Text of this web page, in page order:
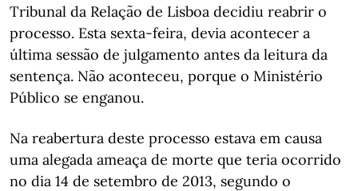
Tribunal da Relação de Lisboa decidiu reabrir o
processo. Esta sexta-feira, devia acontecer a
última sessão de julgamento antes da leitura da
sentença. Não aconteceu, porque o Ministério
Público se enganou.
Na reabertura deste processo estava em causa
uma alegada ameaça de morte que teria ocorrido
no dia 14 de setembro de 2013, segundo o